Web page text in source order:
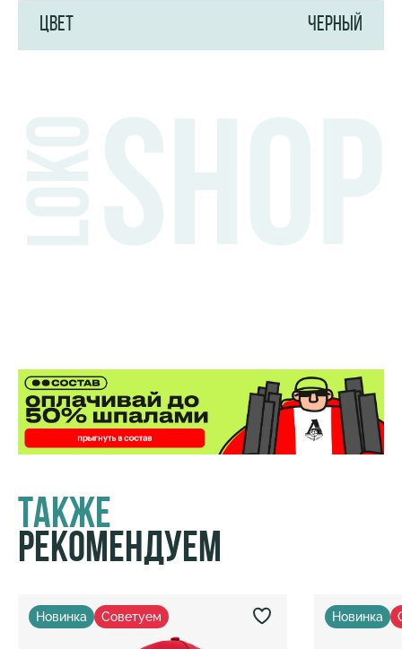
ЦВЕТ ЧЕРНЫЙ
Также
Рекомендуем
Новинка Советуем Новинка